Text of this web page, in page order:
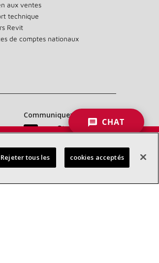
aux ventes
technique
Revit
de comptes nationaux
Communiquez avec nous :
CHAT
Rejeter tous les cookies acceptés